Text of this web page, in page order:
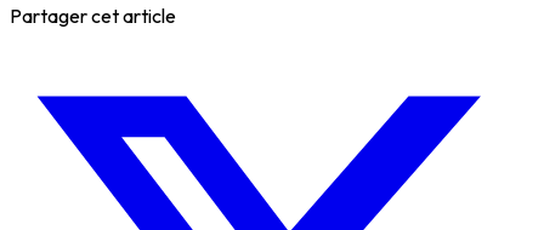
Partager cet article